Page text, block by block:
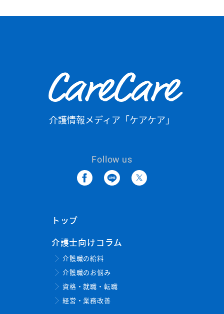
CareCare
介護情報メディア「ケアケア」
Follow us
トップ
介護士向けコラム
介護職の給料
介護職のお悩み
資格・就職・転職
経営・業務改善